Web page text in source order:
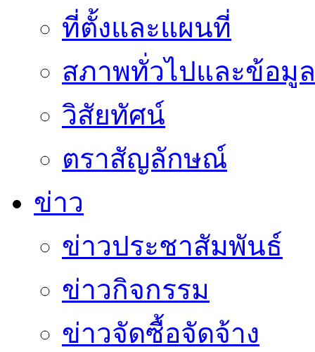
ที่ตั้งและแผนที่
สภาพทั่วไปและข้อมู
วิสัยทัศน์
ตราสัญลักษณ์
ข่าว
ข่าวประชาสัมพันธ์
ข่าวกิจกรรม
ข่าวจัดซื้อจัดจ้าง